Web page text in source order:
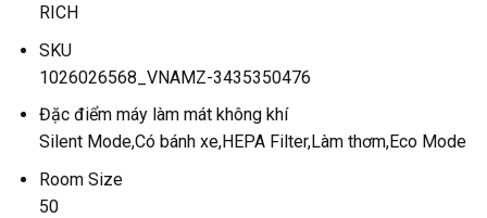
RICH
SKU
1026026568_VNAMZ-3435350476
Đặc điểm máy làm mát không khí
Silent Mode,Có bánh xe,HEPA Filter,Làm thơm,Eco Mode
Room Size
50